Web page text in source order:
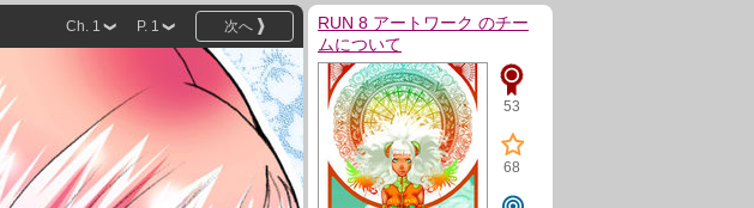
次へ
P. 1
Ch. 1
RUN 8 アートワーク のチー
ムについて
53
68